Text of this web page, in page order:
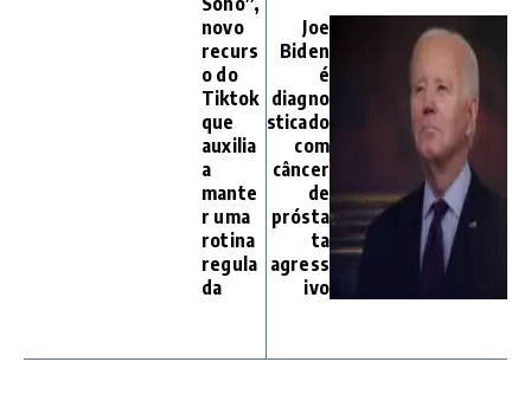
novo
recurs
o do
Tiktok
que
auxilia
a
mante
r uma
rotina
regula
da
Joe
Biden
é
diagno
sticado
com
câncer
de
prósta
ta
agress
ivo